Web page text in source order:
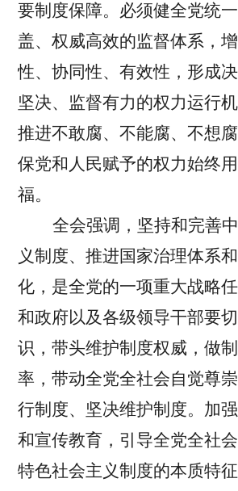
要制度保障。必须健全党统
盖、权威高效的监督体系，
性、协同性、有效性，形成
坚决、监督有力的权力运行
推进不敢腐、不能腐、不想
保党和人民赋予的权力始终
福。
全会强调，坚持和完善
义制度、推进国家治理体系
化，是全党的一项重大战略
和政府以及各级领导干部要
识，带头维护制度权威，做
率，带动全党全社会自觉尊
行制度、坚决维护制度。加
和宣传教育，引导全党全社
特色社会主义制度的本质特